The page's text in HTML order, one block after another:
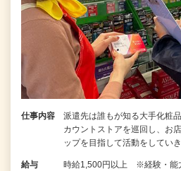
仕事内容
派遣先は誰もが知る大手化粧
カウントストアを巡回し、お
ップを目指して活動をしてい
給与 時給1,500円以上 ※経験・能